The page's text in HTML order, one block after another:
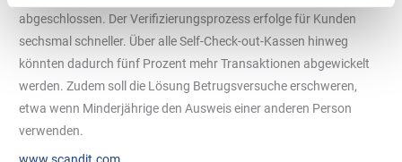
abgeschlossen. Der Verifizierungsprozess erfolge für Kunden
sechsmal schneller. Über alle Self-Check-out-Kassen hinweg
könnten dadurch fünf Prozent mehr Transaktionen abgewickelt
werden. Zudem soll die Lösung Betrugsversuche erschweren,
etwa wenn Minderjährige den Ausweis einer anderen Person
verwenden.
www.scandit.com